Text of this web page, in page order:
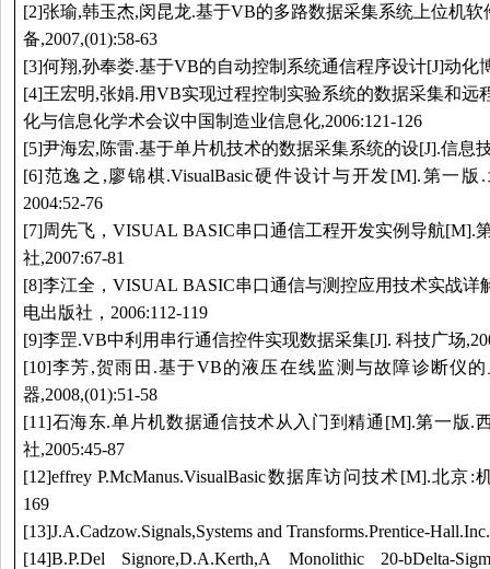
[2]张瑜,韩玉杰,闵昆龙.基于VB的多路数据采集系统上位机
备,2007,(01):58-63
[3]何翔,孙奉娄.基于VB的自动控制系统通信程序设计[J]动化
[4]王宏明,张娟.用VB实现过程控制实验系统的数据采集和远
化与信息化学术会议中国制造业信息化,2006:121-126
[5]尹海宏,陈雷.基于单片机技术的数据采集系统的设[J].信息
[6]范逸之,廖锦棋.VisualBasic硬件设计与开发[M].第一
2004:52-76
[7]周先飞，VISUAL BASIC串口通信工程开发实例导航[M].
社,2007:67-81
[8]李江全，VISUAL BASIC串口通信与测控应用技术实战详
电出版社，2006:112-119
[9]李罡.VB中利用串行通信控件实现数据采集[J]. 科技广场
[10]李芳,贺雨田.基于VB的液压在线监测与故障诊断仪
器,2008,(01):51-58
[11]石海东.单片机数据通信技术从入门到精通[M].第一版.
社,2005:45-87
[12]effrey P.McManus.VisualBasic数据库访问技术[M].北京:
169
[13]J.A.Cadzow.Signals,Systems and Transforms.Prentice-
[14]B.P.Del Signore,D.A.Kerth,A Monolithic 20-bDelta-